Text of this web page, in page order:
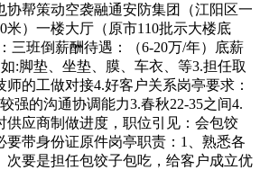
协帮策动空袭融通安防集团（江阳区一
米）一楼大厅（原市110批示大楼底
三班倒薪酬待遇：（6-20万/年）底薪
:脚垫、坐垫、膜、车衣、等3.担任取
的工做对接4.好客户关系岗亭要求：
强的沟通协调能力3.春秋22-35之间4.
供应商制做进度，职位引见：会包饺
要带身份证原件岗亭职责：1、熟悉各
次要是担任包饺子包吃，给客户成立优